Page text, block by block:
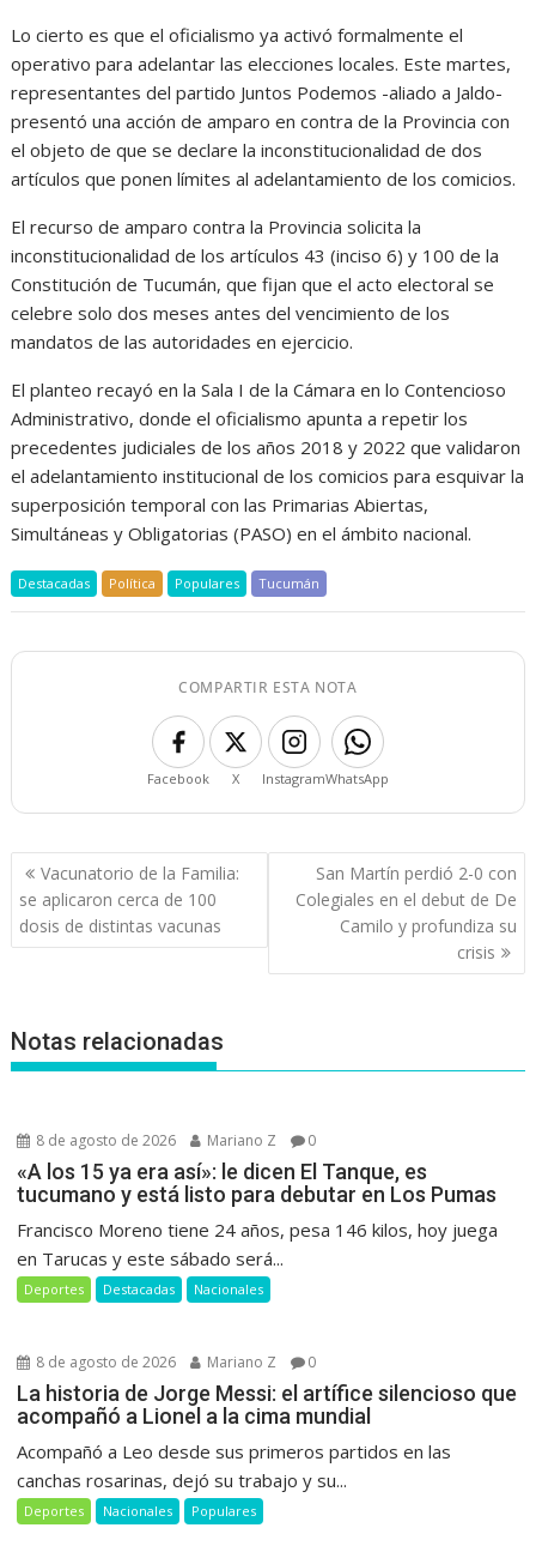
Lo cierto es que el oficialismo ya activó formalmente el
operativo para adelantar las elecciones locales. Este martes,
representantes del partido Juntos Podemos -aliado a Jaldo-
presentó una acción de amparo en contra de la Provincia con
el objeto de que se declare la inconstitucionalidad de dos
artículos que ponen límites al adelantamiento de los comicios.
El recurso de amparo contra la Provincia solicita la
inconstitucionalidad de los artículos 43 (inciso 6) y 100 de la
Constitución de Tucumán, que fijan que el acto electoral se
celebre solo dos meses antes del vencimiento de los
mandatos de las autoridades en ejercicio.
El planteo recayó en la Sala I de la Cámara en lo Contencioso
Administrativo, donde el oficialismo apunta a repetir los
precedentes judiciales de los años 2018 y 2022 que validaron
el adelantamiento institucional de los comicios para esquivar la
superposición temporal con las Primarias Abiertas,
Simultáneas y Obligatorias (PASO) en el ámbito nacional.
Destacadas Política Populares Tucumán
COMPARTIR ESTA NOTA
Facebook X InstagramWhatsApp
Navegación
de
entradas
Vacunatorio de la Familia:
se aplicaron cerca de 100
dosis de distintas vacunas
San Martín perdió 2-0 con
Colegiales en el debut de De
Camilo y profundiza su
crisis
Notas relacionadas
8 de agosto de 2026 Mariano Z 0
«A los 15 ya era así»: le dicen El Tanque, es
tucumano y está listo para debutar en Los Pumas
Francisco Moreno tiene 24 años, pesa 146 kilos, hoy juega
en Tarucas y este sábado será...
Deportes Destacadas Nacionales
8 de agosto de 2026 Mariano Z 0
La historia de Jorge Messi: el artífice silencioso que
acompañó a Lionel a la cima mundial
Acompañó a Leo desde sus primeros partidos en las
canchas rosarinas, dejó su trabajo y su...
Deportes Nacionales Populares